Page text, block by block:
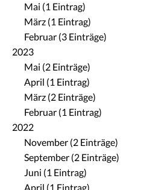
Mai (1 Eintrag)
März (1 Eintrag)
Februar (3 Einträge)
2023
Mai (2 Einträge)
April (1 Eintrag)
März (2 Einträge)
Februar (1 Eintrag)
2022
November (2 Einträge)
September (2 Einträge)
Juni (1 Eintrag)
April (1 Eintrag)